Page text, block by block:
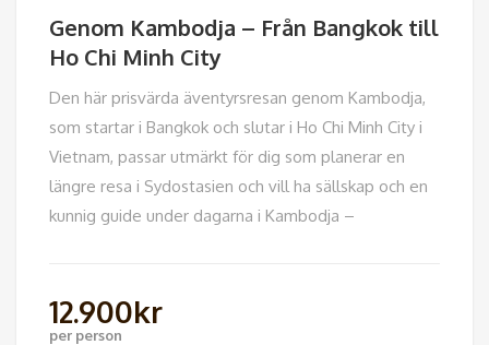
Genom Kambodja – Från Bangkok till
Ho Chi Minh City
Den här prisvärda äventyrsresan genom Kambodja,
som startar i Bangkok och slutar i Ho Chi Minh City i
Vietnam, passar utmärkt för dig som planerar en
längre resa i Sydostasien och vill ha sällskap och en
kunnig guide under dagarna i Kambodja –
12.900kr
per person